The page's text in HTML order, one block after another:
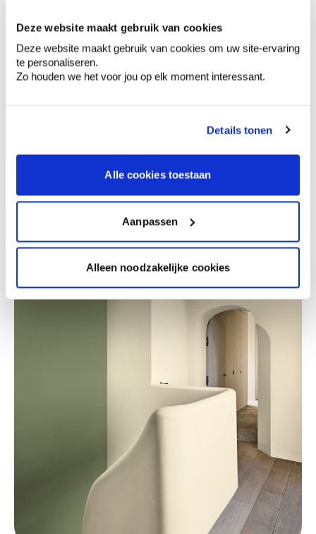
Deze website maakt gebruik van cookies
Deze website maakt gebruik van cookies om uw site-ervaring
te personaliseren.
Zo houden we het voor jou op elk moment interessant.
Details tonen
Alle cookies toestaan
Aanpassen
Alleen noodzakelijke cookies